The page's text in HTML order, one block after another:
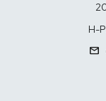
H-
mail